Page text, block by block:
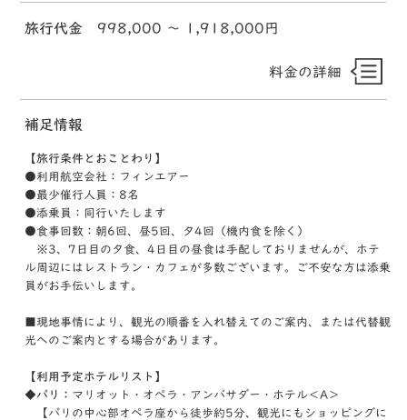
旅行代金 998,000 〜 1,918,000円
料金の詳細
補足情報
【旅行条件とおことわり】
●利用航空会社：フィンエアー
●最少催行人員：8名
●添乗員：同行いたします
●食事回数：朝6回、昼5回、夕4回（機内食を除く）
※3、7日目の夕食、4日目の昼食は手配しておりませんが、ホテ
ル周辺にはレストラン・カフェが多数ございます。ご不安な方は添乗
員がお手伝いします。
■現地事情により、観光の順番を入れ替えてのご案内、または代替観
光へのご案内とする場合があります。
【利用予定ホテルリスト】
◆パリ： マリオット・オペラ・アンバサダー・ホテル＜A＞
【パリの中心部オペラ座から徒歩約5分、観光にもショッピングに